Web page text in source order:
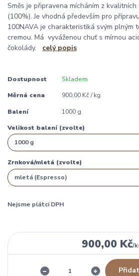
Směs je připravena mícháním z
(100%). Je vhodná především pro
100NAVA je charakteristiká svým plným
cremou. Má vyváženou chuť s mírnou
čokolády. celý popis
Dostupnost Skladem
Měrná cena 900,00 Kč / kg
Balení 1000 g
Velikost balení (zvolte)
Zrnková/mletá (zvolte)
Nejsme plátci DPH
900,00 Kč/